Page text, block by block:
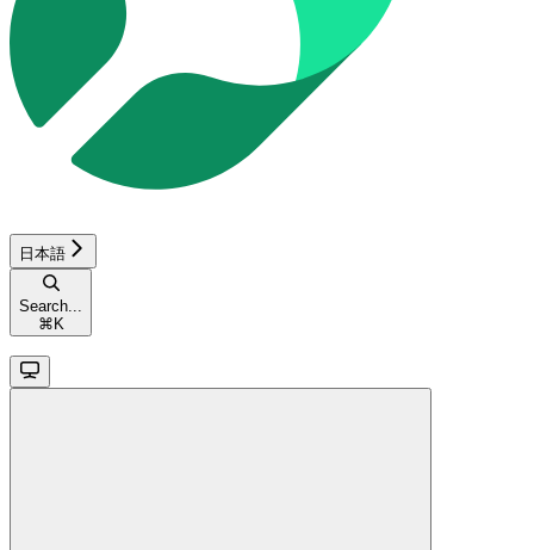
日本語
Search...
⌘ K